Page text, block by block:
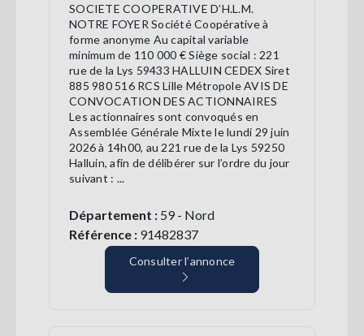
SOCIETE COOPERATIVE D’H.L.M.
NOTRE FOYER Société Coopérative à
forme anonyme Au capital variable
minimum de 110 000 € Siège social : 221
rue de la Lys 59433 HALLUIN CEDEX Siret
885 980 516 RCS Lille Métropole AVIS DE
CONVOCATION DES ACTIONNAIRES
Les actionnaires sont convoqués en
Assemblée Générale Mixte le lundi 29 juin
2026 à 14h00, au 221 rue de la Lys 59250
Halluin, afin de délibérer sur l’ordre du jour
suivant : ...
Département : 59 - Nord
Référence : 91482837
Consulter l’annonce